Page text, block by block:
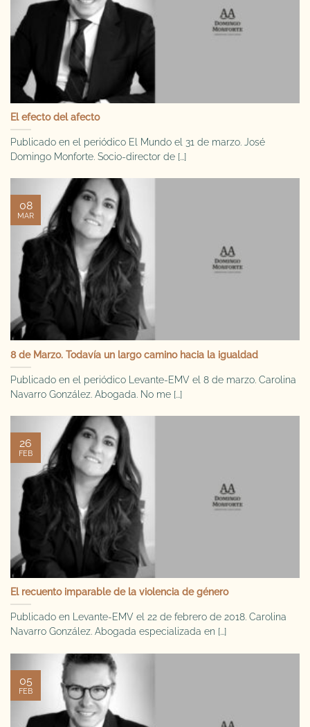
El efecto del afecto
Publicado en el periódico El Mundo el 31 de marzo. José
Domingo Monforte. Socio-director de [...]
8 de Marzo. Todavía un largo camino hacia la igualdad
Publicado en el periódico Levante-EMV el 8 de marzo. Carolina
Navarro González. Abogada. No me [...]
08
MAR
El recuento imparable de la violencia de género
Publicado en Levante-EMV el 22 de febrero de 2018. Carolina
Navarro González. Abogada especializada en [...]
26
FEB
05
FEB